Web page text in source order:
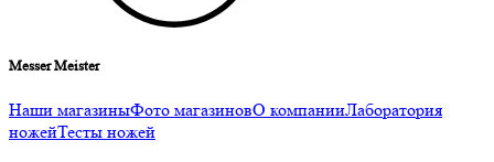
Messer Meister
Наши магазиныФото магазиновО компанииЛаборатория
ножейТесты ножей